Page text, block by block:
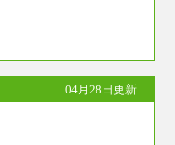
04月28日更新